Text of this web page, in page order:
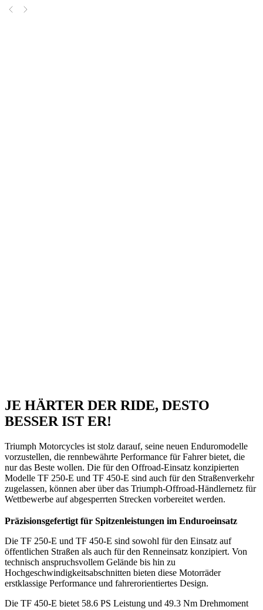
JE HÄRTER DER RIDE, DESTO
BESSER IST ER!
Triumph Motorcycles ist stolz darauf, seine neuen Enduromodelle
vorzustellen, die rennbewährte Performance für Fahrer bietet, die
nur das Beste wollen. Die für den Offroad-Einsatz konzipierten
Modelle TF 250-E und TF 450-E sind auch für den Straßenverkehr
zugelassen, können aber über das Triumph-Offroad-Händlernetz für
Wettbewerbe auf abgesperrten Strecken vorbereitet werden.
Präzisionsgefertigt für Spitzenleistungen im Enduroeinsatz
Die TF 250-E und TF 450-E sind sowohl für den Einsatz auf
öffentlichen Straßen als auch für den Renneinsatz konzipiert. Von
technisch anspruchsvollem Gelände bis hin zu
Hochgeschwindigkeitsabschnitten bieten diese Motorräder
erstklassige Performance und fahrerorientiertes Design.
Die TF 450-E bietet 58.6 PS Leistung und 49.3 Nm Drehmoment